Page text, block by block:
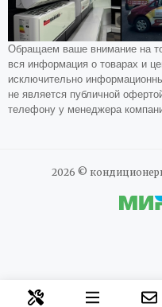
Обращаем ваше внимание на
вся информация о товарах и
исключительно
не является публичной
телефону у менеджера
2026 ©